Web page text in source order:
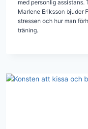
med personlig assistans.
Marlene Eriksson bjuder
stressen och hur man
träning.